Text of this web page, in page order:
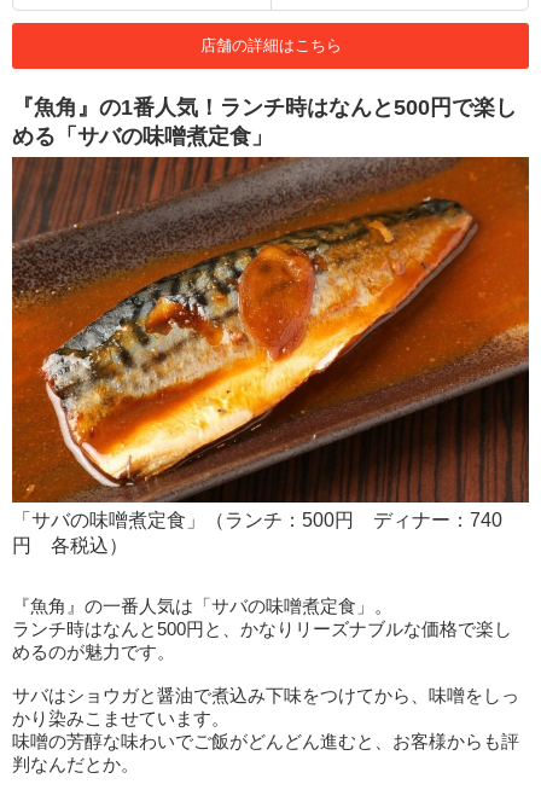
店舗の詳細はこちら
『魚角』の1番人気！ランチ時はなんと500円で楽し
める「サバの味噌煮定食」
「サバの味噌煮定食」（ランチ：500円 ディナー：740
円 各税込）
『魚角』の一番人気は「サバの味噌煮定食」。
ランチ時はなんと500円と、かなりリーズナブルな価格で楽し
めるのが魅力です。
サバはショウガと醤油で煮込み下味をつけてから、味噌をしっ
かり染みこませています。
味噌の芳醇な味わいでご飯がどんどん進むと、お客様からも評
判なんだとか。